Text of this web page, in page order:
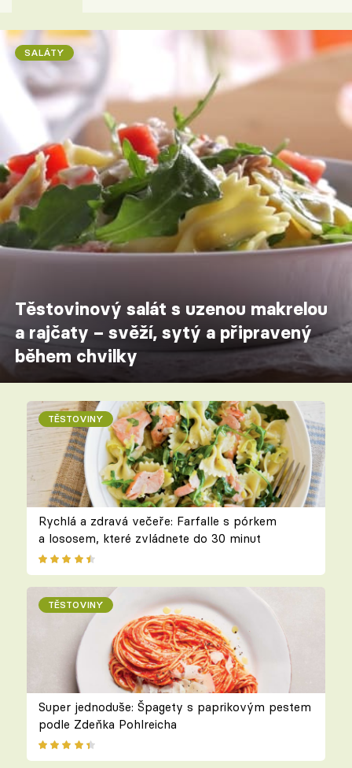
SALÁTY
Těstovinový salát s uzenou makrelou
a rajčaty – svěží, sytý a připravený
během chvilky
TĚSTOVINY
Rychlá a zdravá večeře: Farfalle s pórkem
a lososem, které zvládnete do 30 minut
TĚSTOVINY
Super jednoduše: Špagety s paprikovým pestem
podle Zdeňka Pohlreicha